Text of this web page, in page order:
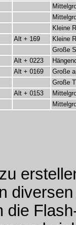
Kleine
Alt + 169
Kleine
Große
Alt + 0223
Alt + 0169
Große
Große
Alt + 0153
die